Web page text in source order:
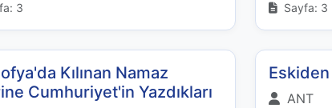
3 Sayfa: 3
Kılınan Namaz
Cumhuriyet'in Yazdıkları
ANT